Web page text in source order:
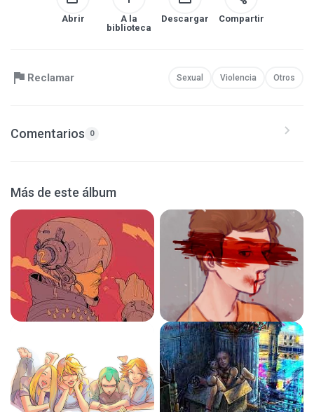
Abrir
A la
biblioteca
Descargar Compartir
Reclamar Sexual Violencia Otros
Comentarios 0
Más de este álbum